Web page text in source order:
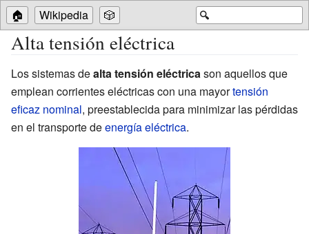
🔍
🏠 Wikipedia 🎲
Alta tensión eléctrica
Los sistemas dealta tensión eléctrica son aquellos que
emplean corrientes eléctricas con una mayortensión
eficaz nominal, preestablecida para minimizar las pérdidas
en el transporte deenergía eléctrica.